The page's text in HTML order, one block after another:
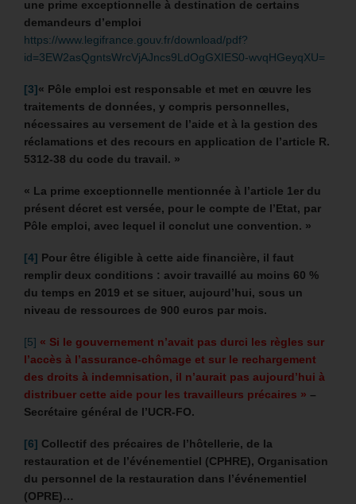
une prime exceptionnelle à destination de certains
demandeurs d’emploi
https://www.legifrance.gouv.fr/download/pdf?
id=3EW2asQgntsWrcVjAJncs9LdOgGXIES0-wvqHGeyqXU=
[3]« Pôle emploi est responsable et met en œuvre les
traitements de données, y compris personnelles,
nécessaires au versement de l’aide et à la gestion des
réclamations et des recours en application de l’article R.
5312-38 du code du travail. »
« La prime exceptionnelle mentionnée à l’article 1er du
présent décret est versée, pour le compte de l’Etat, par
Pôle emploi, avec lequel il conclut une convention. »
[4] Pour être éligible à cette aide financière, il faut
remplir deux conditions : avoir travaillé au moins 60 %
du temps en 2019 et se situer, aujourd’hui, sous un
niveau de ressources de 900 euros par mois.
[5] « Si le gouvernement n’avait pas durci les règles sur
l’accès à l’assurance-chômage et sur le rechargement
des droits à indemnisation, il n’aurait pas aujourd’hui à
distribuer cette aide pour les travailleurs précaires » –
Secrétaire général de l’UCR-FO.
[6] Collectif des précaires de l’hôtellerie, de la
restauration et de l’événementiel (CPHRE), Organisation
du personnel de la restauration dans l’événementiel
(OPRE)…